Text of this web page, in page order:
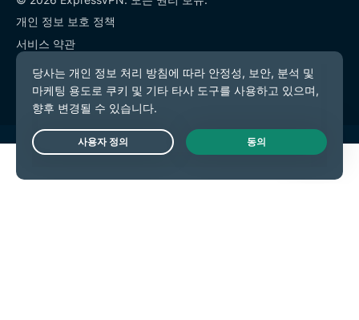
개인 정보 보호 정책
서비스 약관
쿠키 기본 설정
Live Chat